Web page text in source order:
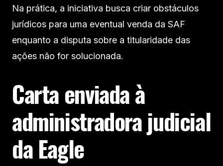
Na prática, a iniciativa busca criar obstáculos
jurídicos para uma eventual venda da SAF
enquanto a disputa sobre a titularidade das
ações não for solucionada.
Carta enviada à
administradora judicial
da Eagle